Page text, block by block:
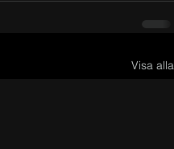
Visa alla